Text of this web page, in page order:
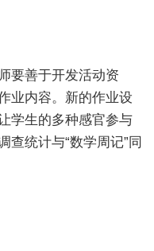
善于开发活动资
业内容。新的作业设
学生的多种感官参与
查统计与“数学周记”同